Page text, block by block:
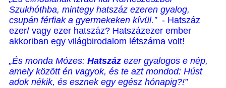
Szukhóthba, mintegy hatszáz ezeren gyalog,
csupán férfiak a gyermekeken kívül.”- Hatszáz
ezer/ vagy ezer hatszáz? Hatszázezer ember
akkoriban egy világbirodalom létszáma volt!
„És monda Mózes: Hatszáz ezer gyalogos e nép,
amely között én vagyok, és te azt mondod: Húst
adok nékik, és esznek egy egész hónapig?!”